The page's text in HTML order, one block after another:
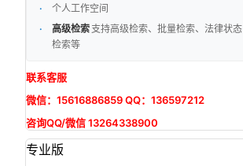
个人工作空间
高级检索 支持高级检索、批量检索、法律状态
检索等
联系客服
微信：15616886859 QQ：136597212
咨询QQ/微信 13264338900
专业版